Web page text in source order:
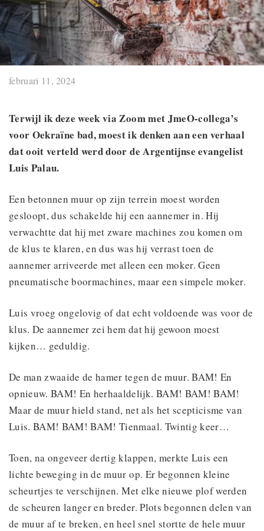
februari 11, 2024
Terwijl ik deze week via Zoom met JmeO-collega’s
voor Oekraïne bad, moest ik denken aan een verhaal
dat ooit verteld werd door de Argentijnse evangelist
Luis Palau.
Een betonnen muur op zijn terrein moest worden
gesloopt, dus schakelde hij een aannemer in. Hij
verwachtte dat hij met zware machines zou komen om
de klus te klaren, en dus was hij verrast toen de
aannemer arriveerde met alleen een moker. Geen
pneumatische boormachines, maar een simpele moker.
Luis vroeg ongelovig of dat echt voldoende was voor de
klus. De aannemer zei hem dat hij gewoon moest
kijken… geduldig.
De man zwaaide de hamer tegen de muur. BAM! En
opnieuw. BAM! En herhaaldelijk. BAM! BAM! BAM!
Maar de muur hield stand, net als het scepticisme van
Luis. BAM! BAM! BAM! Tienmaal. Twintig keer…
Toen, na ongeveer dertig klappen, merkte Luis een
lichte beweging in de muur op. Er begonnen kleine
scheurtjes te verschijnen. Met elke nieuwe plof werden
de scheuren langer en breder. Plots begonnen delen van
de muur af te breken, en heel snel stortte de hele muur